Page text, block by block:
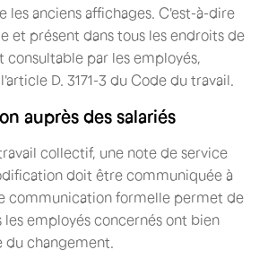
les anciens affichages. C'est-à-dire
et présent dans tous les endroits de
consultable par les employés,
D. 3171-3 du Code du travail.
auprès des salariés
collectif, une note de service
doit être communiquée à
communication formelle permet de
les employés concernés ont bien
du changement.